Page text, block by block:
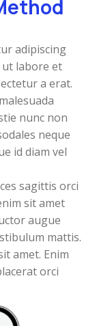
adipiscing
labore et
a erat.
nunc non
neque
id diam vel
sagittis orci
sit amet
augue
mattis.
amet. Enim
orci